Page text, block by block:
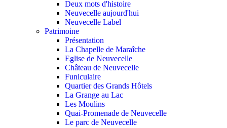
Deux mots d'histoire
Neuvecelle aujourd'hui
Neuvecelle Label
Patrimoine
Présentation
La Chapelle de Maraîche
Eglise de Neuvecelle
Château de Neuvecelle
Funiculaire
Quartier des Grands Hôtels
La Grange au Lac
Les Moulins
Quai-Promenade de Neuvecelle
Le parc de Neuvecelle